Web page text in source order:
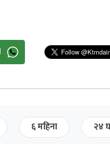
६ महिना २४